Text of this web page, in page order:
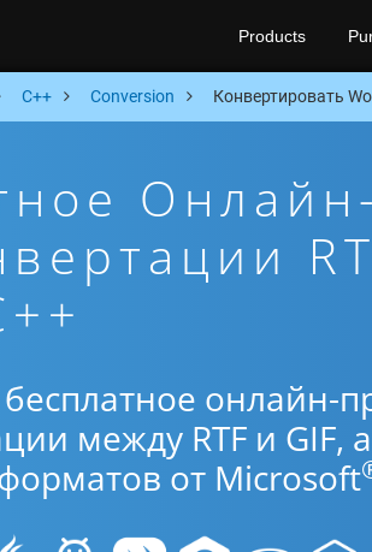
Products
C++ Conversion Конвертировать
онлайн-
между RTF и GIF,
от Microsoft